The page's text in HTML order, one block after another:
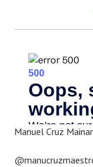
Manuel Cruz Mainar